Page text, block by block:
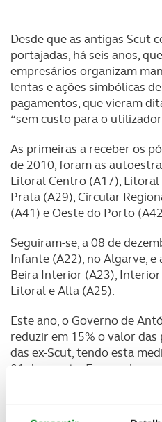
Desde que as antigas Scut
portajadas, há seis anos,
empresários organizam
lentas e ações simbólicas
pagamentos, que vieram
“sem custo para o
As primeiras a receber os
de 2010, foram as
Litoral Centro (A17),
Prata (A29), Circular
(A41) e Oeste do Porto
Seguiram-se, a 08 de
Infante (A22), no Algarve, e
Beira Interior (A23),
Litoral e Alta (A25).
Este ano, o Governo de
reduzir em 15% o valor
das ex-Scut, tendo esta
01 de agosto. Foram
a A22, a A23 e a A24 e a
daquela via entre